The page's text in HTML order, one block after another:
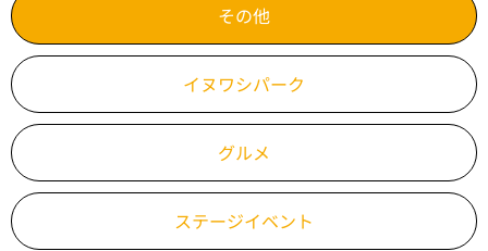
その他
イヌワシパーク
グルメ
ステージイベント